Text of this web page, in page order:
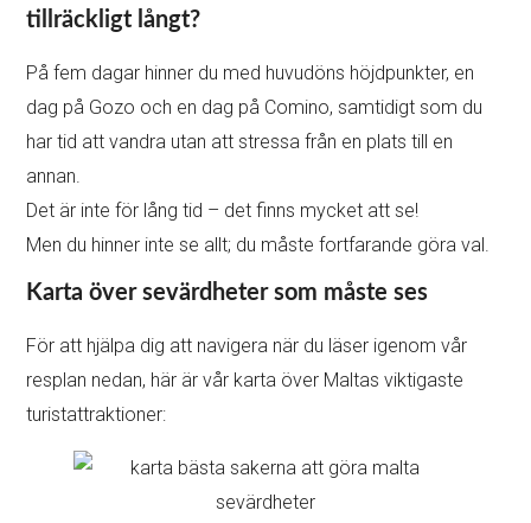
tillräckligt långt?
På fem dagar hinner du med huvudöns höjdpunkter, en
dag på Gozo och en dag på Comino, samtidigt som du
har tid att vandra utan att stressa från en plats till en
annan.
Det är inte för lång tid – det finns mycket att se!
Men du hinner inte se allt; du måste fortfarande göra val.
Karta över sevärdheter som måste ses
För att hjälpa dig att navigera när du läser igenom vår
resplan nedan, här är vår karta över Maltas viktigaste
turistattraktioner: